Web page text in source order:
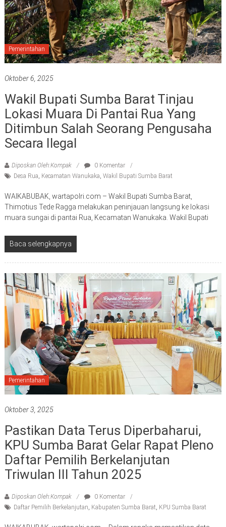
Pemerintahan
Oktober 6, 2025
Wakil Bupati Sumba Barat Tinjau
Lokasi Muara Di Pantai Rua Yang
Ditimbun Salah Seorang Pengusaha
Secara Ilegal
Diposkan Oleh:Kompak
0 Komentar
Desa Rua Kecamatan Wanukaka Wakil Bupati Sumba Barat
WAIKABUBAK, wartapolri.com – Wakil Bupati Sumba Barat,
Thimotius Tede Ragga melakukan peninjauan langsung ke lokasi
muara sungai di pantai Rua, Kecamatan Wanukaka. Wakil Bupati
Baca selengkapnya
Pemerintahan
Oktober 3, 2025
Pastikan Data Terus Diperbaharui,
KPU Sumba Barat Gelar Rapat Pleno
Daftar Pemilih Berkelanjutan
Triwulan III Tahun 2025
Diposkan Oleh:Kompak
0 Komentar
Daftar Pemilih Berkelanjutan, Kabupaten Sumba Barat, KPU Sumba Barat